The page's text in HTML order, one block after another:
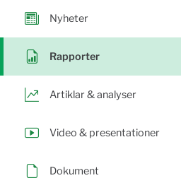
Nyheter
Rapporter
Artiklar & analyser
Video & presentationer
Dokument